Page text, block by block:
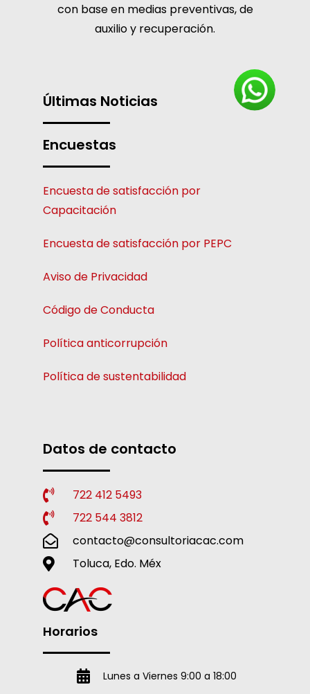
con base en medias preventivas, de
auxilio y recuperación.
Últimas Noticias
Encuestas
Encuesta de satisfacción por
Capacitación
Encuesta de satisfacción por PEPC
Aviso de Privacidad
Código de Conducta
Política anticorrupción
Política de sustentabilidad
Datos de contacto
722 412 5493
722 544 3812
contacto@consultoriacac.com
Toluca, Edo. Méx
Horarios
Lunes a Viernes 9:00 a 18:00